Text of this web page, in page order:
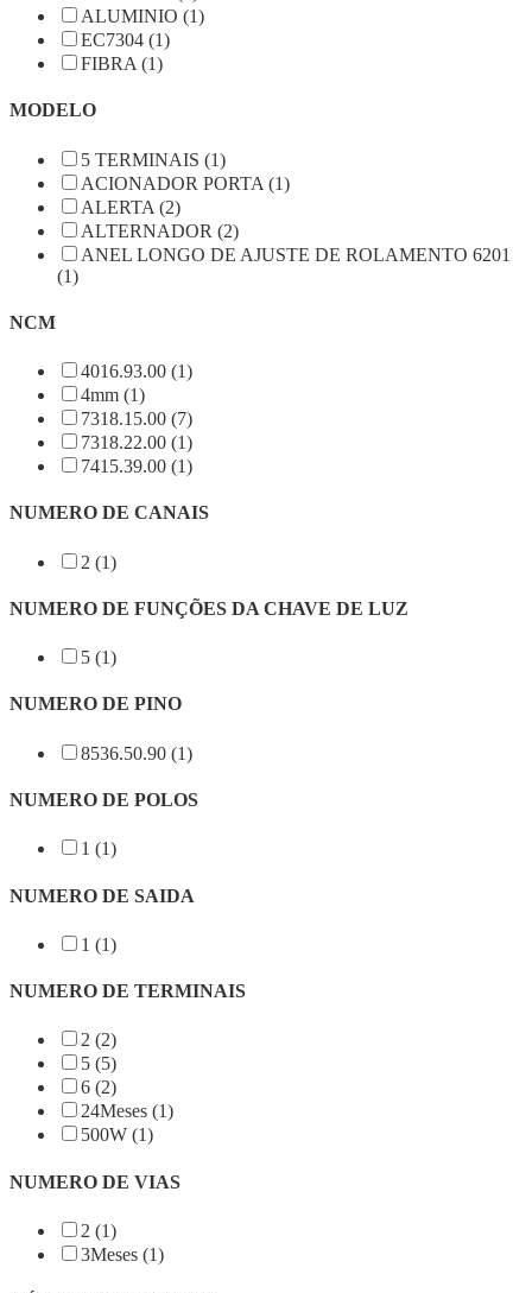
ALUMINIO (1)
EC7304 (1)
FIBRA (1)
MODELO
5 TERMINAIS (1)
ACIONADOR PORTA (1)
ALERTA (2)
ALTERNADOR (2)
ANEL LONGO DE AJUSTE DE ROLAMENTO 6201
(1)
NCM
4016.93.00 (1)
4mm (1)
7318.15.00 (7)
7318.22.00 (1)
7415.39.00 (1)
NUMERO DE CANAIS
2 (1)
NUMERO DE FUNÇÕES DA CHAVE DE LUZ
5 (1)
NUMERO DE PINO
8536.50.90 (1)
NUMERO DE POLOS
1 (1)
NUMERO DE SAIDA
1 (1)
NUMERO DE TERMINAIS
2 (2)
5 (5)
6 (2)
24Meses (1)
500W (1)
NUMERO DE VIAS
2 (1)
3Meses (1)